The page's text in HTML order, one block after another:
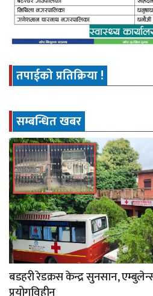
तपाईको प्रतिक्रिया !
सम्बन्धित खबर
बडहरी रेडक्रस केन्द्र सुनसान,